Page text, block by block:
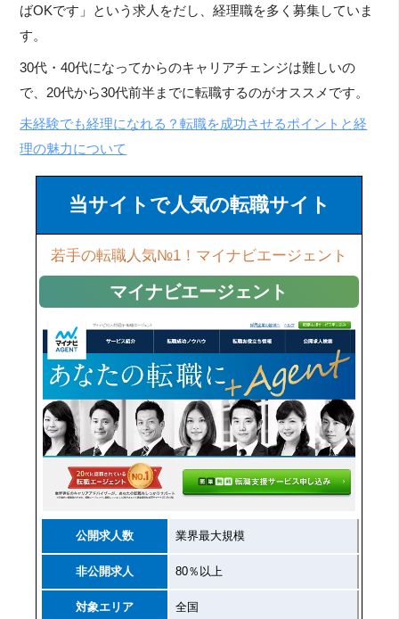
ばOKです」という求人をだし、経理職を多く募集していま
す。
30代・40代になってからのキャリアチェンジは難しいの
で、20代から30代前半までに転職するのがオススメです。
未経験でも経理になれる？転職を成功させるポイントと経
理の魅力について
当サイトで人気の転職サイト
若手の転職人気№1！マイナビエージェント
マイナビエージェント
公開求人数 業界最大規模
非公開求人 80％以上
対象エリア 全国